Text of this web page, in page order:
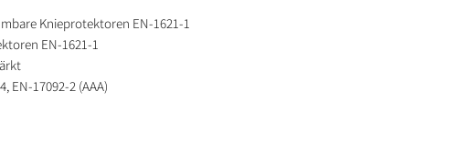
Knieprotektoren EN-1621-1
EN-1621-1
EN-17092-2 (AAA)